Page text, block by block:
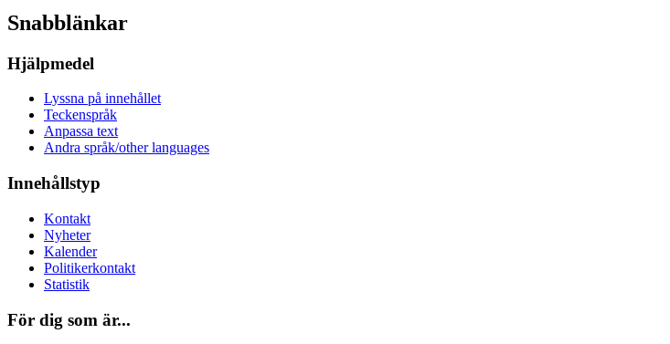
Snabblänkar
Hjälpmedel
Lyssna på innehållet
Teckenspråk
Anpassa text
Andra språk/other languages
Innehållstyp
Kontakt
Nyheter
Kalender
Politikerkontakt
Statistik
För dig som är...